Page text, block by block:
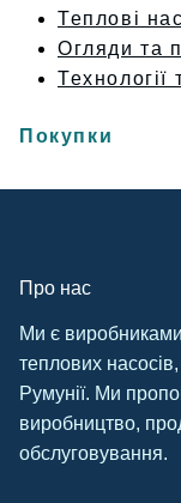
Теплові
Огляди та
Технології
Покупки
Про нас
Ми є
теплових
Румунії. Ми
виробництво,
обслуговування.